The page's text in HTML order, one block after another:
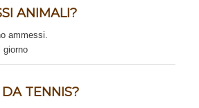
ANIMALI?
ammessi.
giorno
TENNIS?